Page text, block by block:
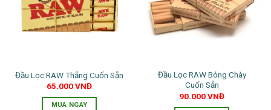
Đầu Lọc RAW Thẳng Cuốn Sẵn
65.000VNĐ
MUA NGAY
Đầu Lọc RAW Bóng Chày
Cuốn Sẵn
90.000VNĐ